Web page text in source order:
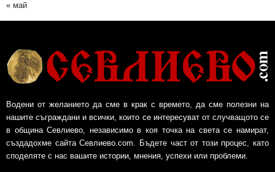
« май
Водени от желанието да сме в крак с времето, да сме полезни на
нашите съграждани и всички, които се интересуват от случващото се
в община Севлиево, независимо в коя точка на света се намират,
създадохме сайта Севлиево.com. Бъдете част от този процес, като
споделяте с нас вашите истории, мнения, успехи или проблеми.